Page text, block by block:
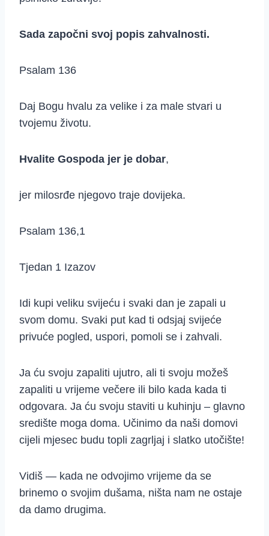
Sada započni svoj popis zahvalnosti.
Psalam 136
Daj Bogu hvalu za velike i za male stvari u
tvojemu životu.
Hvalite Gospoda jer je dobar,
jer milosrđe njegovo traje dovijeka.
Psalam 136,1
Tjedan 1 Izazov
Idi kupi veliku svijeću i svaki dan je zapali u
svom domu. Svaki put kad ti odsjaj svijeće
privuće pogled, uspori, pomoli se i zahvali.
Ja ću svoju zapaliti ujutro, ali ti svoju možeš
zapaliti u vrijeme večere ili bilo kada kada ti
odgovara. Ja ću svoju staviti u kuhinju – glavno
središte moga doma. Učinimo da naši domovi
cijeli mjesec budu topli zagrljaj i slatko utočište!
Vidiš — kada ne odvojimo vrijeme da se
brinemo o svojim dušama, ništa nam ne ostaje
da damo drugima.